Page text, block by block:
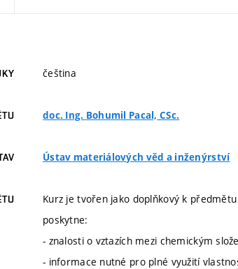
čeština
doc. Ing. Bohumil Pacal, CSc.
Ústav materiálových věd a inženýrství
Kurz je tvořen jako doplňkový k
poskytne:
- znalosti o vztazích mezi chemickým
- informace nutné pro plné využití